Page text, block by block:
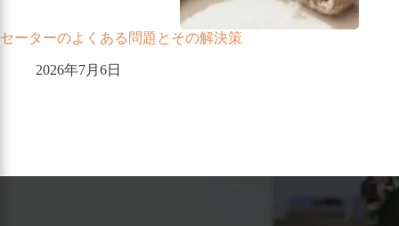
セーターのよくある問題とその解決策
2026年7月6日